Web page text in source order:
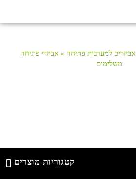
אביזרים למערכות פתיחה » אביזרי פתיחה
משלימים
קטגוריות מוצרים